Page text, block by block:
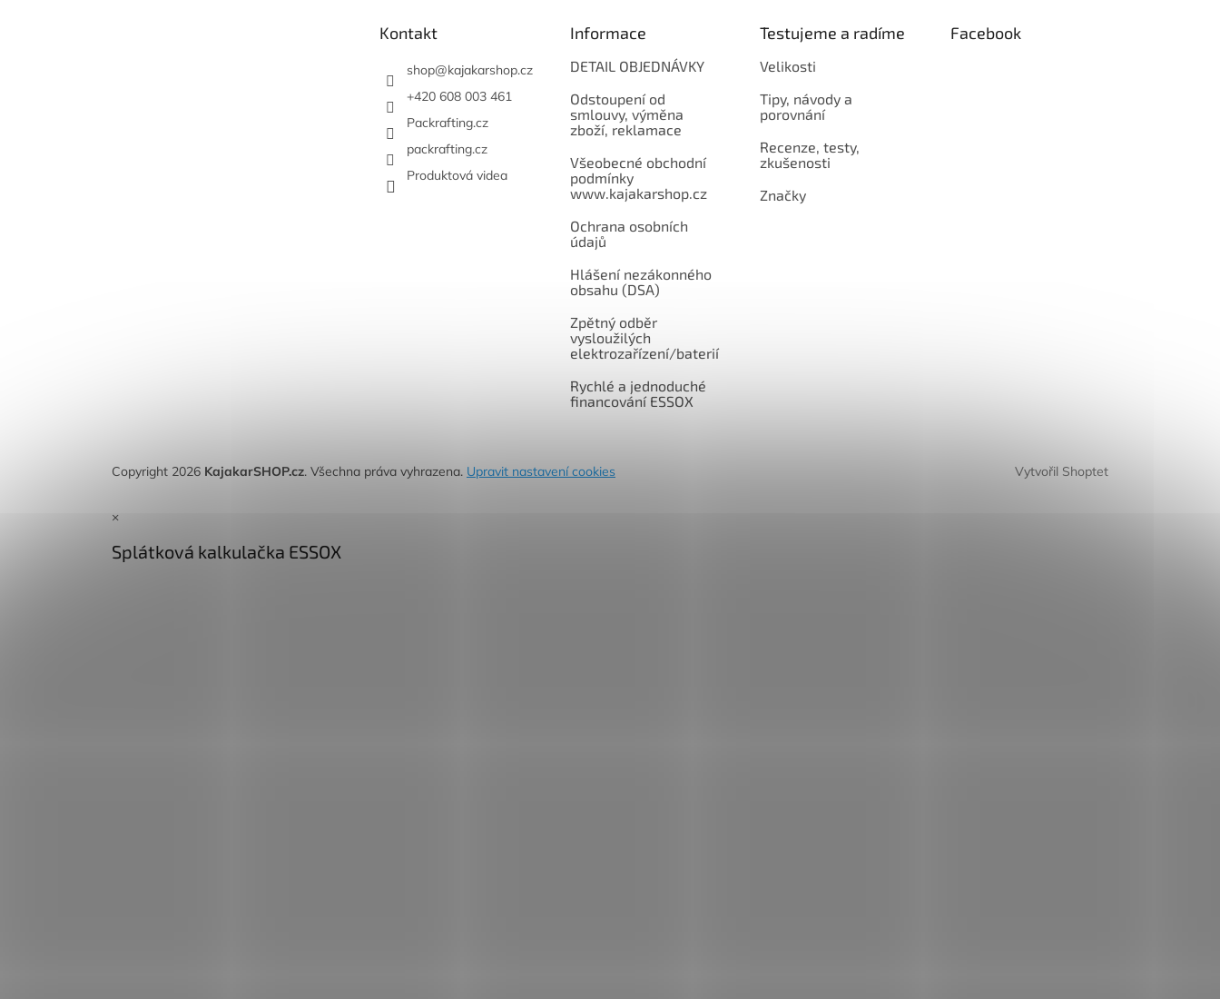
Kontakt
shop@kajakarshop.cz
+420 608 003 461
Packrafting.cz
packrafting.cz
Produktová videa
Informace
DETAIL OBJEDNÁVKY
Odstoupení od
smlouvy, výměna
zboží, reklamace
Všeobecné obchodní
podmínky
www.kajakarshop.cz
Ochrana osobních
údajů
Hlášení nezákonného
obsahu (DSA)
Zpětný odběr
vysloužilých
elektrozařízení/baterií
Rychlé a jednoduché
financování ESSOX
Testujeme a radíme
Velikosti
Tipy, návody a
porovnání
Recenze, testy,
zkušenosti
Značky
Facebook
Vytvořil Shoptet
Copyright 2026 KajakarSHOP.cz. Všechna práva vyhrazena. Upravit nastavení cookies
×
Splátková kalkulačka ESSOX